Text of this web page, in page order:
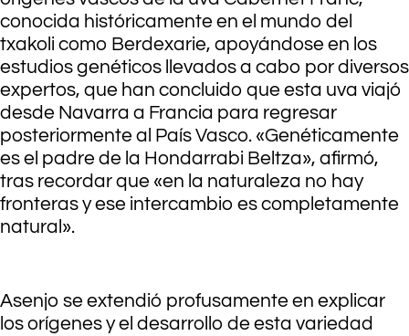
conocida históricamente en el mundo del
txakoli como Berdexarie, apoyándose en los
estudios genéticos llevados a cabo por diversos
expertos, que han concluido que esta uva viajó
desde Navarra a Francia para regresar
posteriormente al País Vasco. «Genéticamente
es el padre de la Hondarrabi Beltza», afirmó,
tras recordar que «en la naturaleza no hay
fronteras y ese intercambio es completamente
natural».
Asenjo se extendió profusamente en explicar
los orígenes y el desarrollo de esta variedad